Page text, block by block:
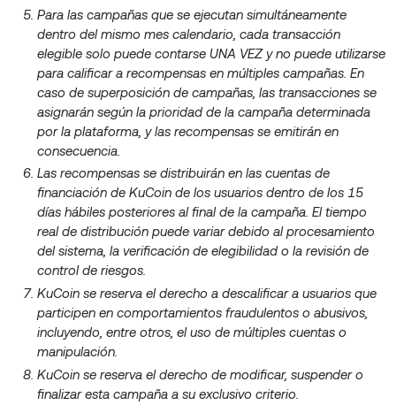
Para las campañas que se ejecutan simultáneamente
dentro del mismo mes calendario, cada transacción
elegible solo puede contarse UNA VEZ y no puede utilizarse
para calificar a recompensas en múltiples campañas. En
caso de superposición de campañas, las transacciones se
asignarán según la prioridad de la campaña determinada
por la plataforma, y las recompensas se emitirán en
consecuencia.
Las recompensas se distribuirán en las cuentas de
financiación de KuCoin de los usuarios dentro de los 15
días hábiles posteriores al final de la campaña. El tiempo
real de distribución puede variar debido al procesamiento
del sistema, la verificación de elegibilidad o la revisión de
control de riesgos.
KuCoin se reserva el derecho a descalificar a usuarios que
participen en comportamientos fraudulentos o abusivos,
incluyendo, entre otros, el uso de múltiples cuentas o
manipulación.
KuCoin se reserva el derecho de modificar, suspender o
finalizar esta campaña a su exclusivo criterio.